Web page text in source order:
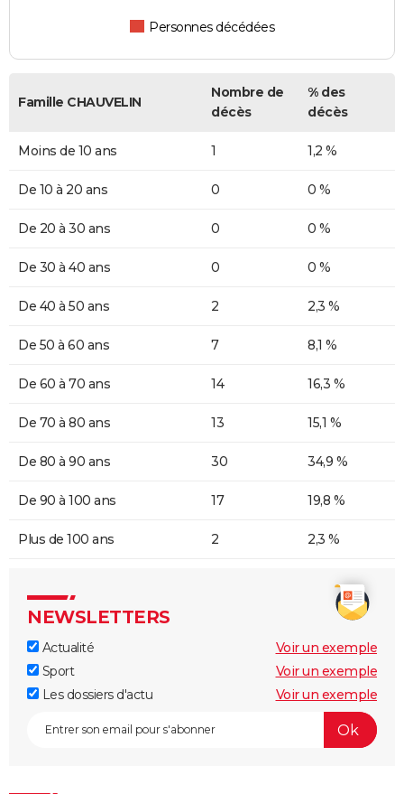
Personnes décédées
Famille CHAUVELIN
Nombre de
décès
% des
décès
Moins de 10 ans 1 1,2 %
De 10 à 20 ans 0 0 %
De 20 à 30 ans 0 0 %
De 30 à 40 ans 0 0 %
De 40 à 50 ans 2 2,3 %
De 50 à 60 ans 7 8,1 %
De 60 à 70 ans 14 16,3 %
De 70 à 80 ans 13 15,1 %
De 80 à 90 ans 30 34,9 %
De 90 à 100 ans 17 19,8 %
Plus de 100 ans 2 2,3 %
NEWSLETTERS
Actualité
Voir un exemple
Sport
Voir un exemple
Les dossiers d'actu
Voir un exemple